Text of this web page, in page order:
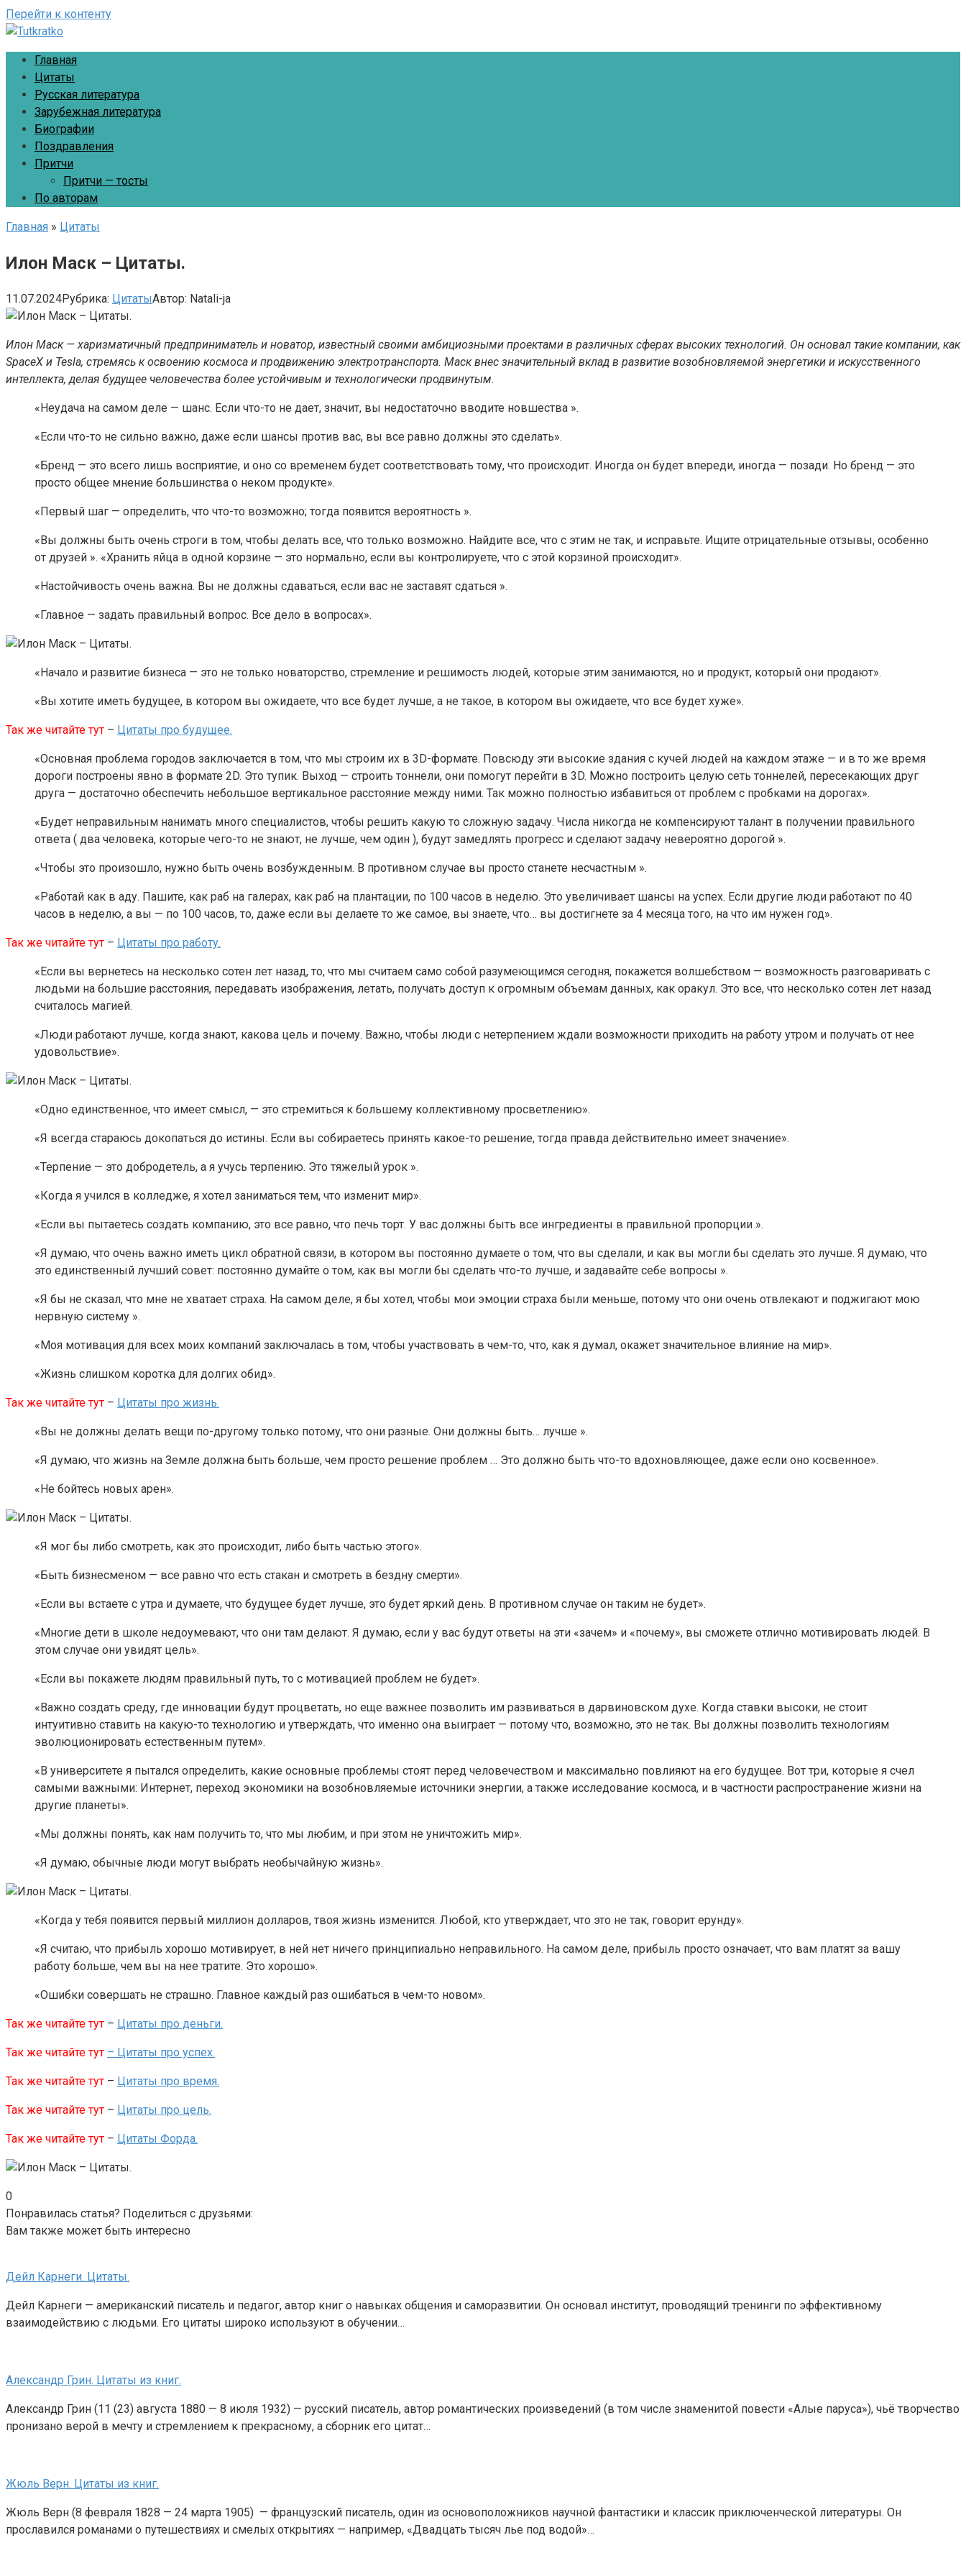
Перейти к контенту
Главная
Цитаты
Русская литература
Зарубежная литература
Биографии
Поздравления
Притчи
Притчи — тосты
По авторам
Главная » Цитаты
Илон Маск – Цитаты.
11.07.2024Рубрика: ЦитатыАвтор: Natali-ja
Илон Маск — харизматичный предприниматель и новатор, известный своими амбициозными проектами в различных сферах высоких технологий. Он основал такие компании, как
SpaceX и Tesla, стремясь к освоению космоса и продвижению электротранспорта. Маск внес значительный вклад в развитие возобновляемой энергетики и искусственного
интеллекта, делая будущее человечества более устойчивым и технологически продвинутым.
«Неудача на самом деле — шанс. Если что-то не дает, значит, вы недостаточно вводите новшества ».
«Если что-то не сильно важно, даже если шансы против вас, вы все равно должны это сделать».
«Бренд — это всего лишь восприятие, и оно со временем будет соответствовать тому, что происходит. Иногда он будет впереди, иногда — позади. Но бренд — это
просто общее мнение большинства о неком продукте».
«Первый шаг — определить, что что-то возможно; тогда появится вероятность ».
«Вы должны быть очень строги в том, чтобы делать все, что только возможно. Найдите все, что с этим не так, и исправьте. Ищите отрицательные отзывы, особенно
от друзей ». «Хранить яйца в одной корзине — это нормально, если вы контролируете, что с этой корзиной происходит».
«Настойчивость очень важна. Вы не должны сдаваться, если вас не заставят сдаться ».
«Главное — задать правильный вопрос. Все дело в вопросах».
«Начало и развитие бизнеса — это не только новаторство, стремление и решимость людей, которые этим занимаются, но и продукт, который они продают».
«Вы хотите иметь будущее, в котором вы ожидаете, что все будет лучше, а не такое, в котором вы ожидаете, что все будет хуже».
Так же читайте тут – Цитаты про будущее.
«Основная проблема городов заключается в том, что мы строим их в 3D-формате. Повсюду эти высокие здания с кучей людей на каждом этаже — и в то же время
дороги построены явно в формате 2D. Это тупик. Выход — строить тоннели, они помогут перейти в 3D. Можно построить целую сеть тоннелей, пересекающих друг
друга — достаточно обеспечить небольшое вертикальное расстояние между ними. Так можно полностью избавиться от проблем с пробками на дорогах».
«Будет неправильным нанимать много специалистов, чтобы решить какую то сложную задачу. Числа никогда не компенсируют талант в получении правильного
ответа ( два человека, которые чего-то не знают, не лучше, чем один ), будут замедлять прогресс и сделают задачу невероятно дорогой ».
«Чтобы это произошло, нужно быть очень возбужденным. В противном случае вы просто станете несчастным ».
«Работай как в аду. Пашите, как раб на галерах, как раб на плантации, по 100 часов в неделю. Это увеличивает шансы на успех. Если другие люди работают по 40
часов в неделю, а вы — по 100 часов, то, даже если вы делаете то же самое, вы знаете, что… вы достигнете за 4 месяца того, на что им нужен год».
Так же читайте тут – Цитаты про работу.
«Если вы вернетесь на несколько сотен лет назад, то, что мы считаем само собой разумеющимся сегодня, покажется волшебством — возможность разговаривать с
людьми на большие расстояния, передавать изображения, летать, получать доступ к огромным объемам данных, как оракул. Это все, что несколько сотен лет назад
считалось магией.
«Люди работают лучше, когда знают, какова цель и почему. Важно, чтобы люди с нетерпением ждали возможности приходить на работу утром и получать от нее
удовольствие».
«Одно единственное, что имеет смысл, — это стремиться к большему коллективному просветлению».
«Я всегда стараюсь докопаться до истины. Если вы собираетесь принять какое-то решение, тогда правда действительно имеет значение».
«Терпение — это добродетель, а я учусь терпению. Это тяжелый урок ».
«Когда я учился в колледже, я хотел заниматься тем, что изменит мир».
«Если вы пытаетесь создать компанию, это все равно, что печь торт. У вас должны быть все ингредиенты в правильной пропорции ».
«Я думаю, что очень важно иметь цикл обратной связи, в котором вы постоянно думаете о том, что вы сделали, и как вы могли бы сделать это лучше. Я думаю, что
это единственный лучший совет: постоянно думайте о том, как вы могли бы сделать что-то лучше, и задавайте себе вопросы ».
«Я бы не сказал, что мне не хватает страха. На самом деле, я бы хотел, чтобы мои эмоции страха были меньше, потому что они очень отвлекают и поджигают мою
нервную систему ».
«Моя мотивация для всех моих компаний заключалась в том, чтобы участвовать в чем-то, что, как я думал, окажет значительное влияние на мир».
«Жизнь слишком коротка для долгих обид».
Так же читайте тут – Цитаты про жизнь.
«Вы не должны делать вещи по-другому только потому, что они разные. Они должны быть… лучше ».
«Я думаю, что жизнь на Земле должна быть больше, чем просто решение проблем … Это должно быть что-то вдохновляющее, даже если оно косвенное».
«Не бойтесь новых арен».
«Я мог бы либо смотреть, как это происходит, либо быть частью этого».
«Быть ​​бизнесменом — все равно что есть стакан и смотреть в бездну смерти».
«Если вы встаете с утра и думаете, что будущее будет лучше, это будет яркий день. В противном случае он таким не будет».
«Многие дети в школе недоумевают, что они там делают. Я думаю, если у вас будут ответы на эти «зачем» и «почему», вы сможете отлично мотивировать людей. В
этом случае они увидят цель».
«Если вы покажете людям правильный путь, то с мотивацией проблем не будет».
«Важно создать среду, где инновации будут процветать, но еще важнее позволить им развиваться в дарвиновском духе. Когда ставки высоки, не стоит
интуитивно ставить на какую-то технологию и утверждать, что именно она выиграет — потому что, возможно, это не так. Вы должны позволить технологиям
эволюционировать естественным путем».
«В университете я пытался определить, какие основные проблемы стоят перед человечеством и максимально повлияют на его будущее. Вот три, которые я счел
самыми важными: Интернет, переход экономики на возобновляемые источники энергии, а также исследование космоса, и в частности распространение жизни на
другие планеты».
«Мы должны понять, как нам получить то, что мы любим, и при этом не уничтожить мир».
«Я думаю, обычные люди могут выбрать необычайную жизнь».
«Когда у тебя появится первый миллион долларов, твоя жизнь изменится. Любой, кто утверждает, что это не так, говорит ерунду».
«Я считаю, что прибыль хорошо мотивирует, в ней нет ничего принципиально неправильного. На самом деле, прибыль просто означает, что вам платят за вашу
работу больше, чем вы на нее тратите. Это хорошо».
«Ошибки совершать не страшно. Главное каждый раз ошибаться в чем-то новом».
Так же читайте тут – Цитаты про деньги.
Так же читайте тут – Цитаты про успех.
Так же читайте тут – Цитаты про время.
Так же читайте тут – Цитаты про цель.
Так же читайте тут – Цитаты Форда.
0
Понравилась статья? Поделиться с друзьями:
Вам также может быть интересно
Дейл Карнеги. Цитаты.
Дейл Карнеги — американский писатель и педагог, автор книг о навыках общения и саморазвитии. Он основал институт, проводящий тренинги по эффективному
взаимодействию с людьми. Его цитаты широко используют в обучении…
Александр Грин. Цитаты из книг.
Александр Грин (11 (23) августа 1880 — 8 июля 1932) — русский писатель, автор романтических произведений (в том числе знаменитой повести «Алые паруса»), чьё творчество
пронизано верой в мечту и стремлением к прекрасному, а сборник его цитат…
Жюль Верн. Цитаты из книг.
Жюль Верн (8 февраля 1828 — 24 марта 1905) — французский писатель, один из основоположников научной фантастики и классик приключенческой литературы. Он
прославился романами о путешествиях и смелых открытиях — например, «Двадцать тысяч лье под водой»…